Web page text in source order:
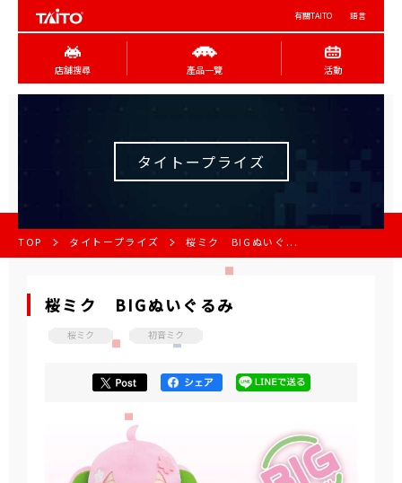
有關TAITO 語言
店舖搜尋 產品一覽 活動
タイトープライズ
TOP タイトープライズ 桜ミク BIGぬいぐ...
桜ミク BIGぬいぐるみ
桜ミク 初音ミク